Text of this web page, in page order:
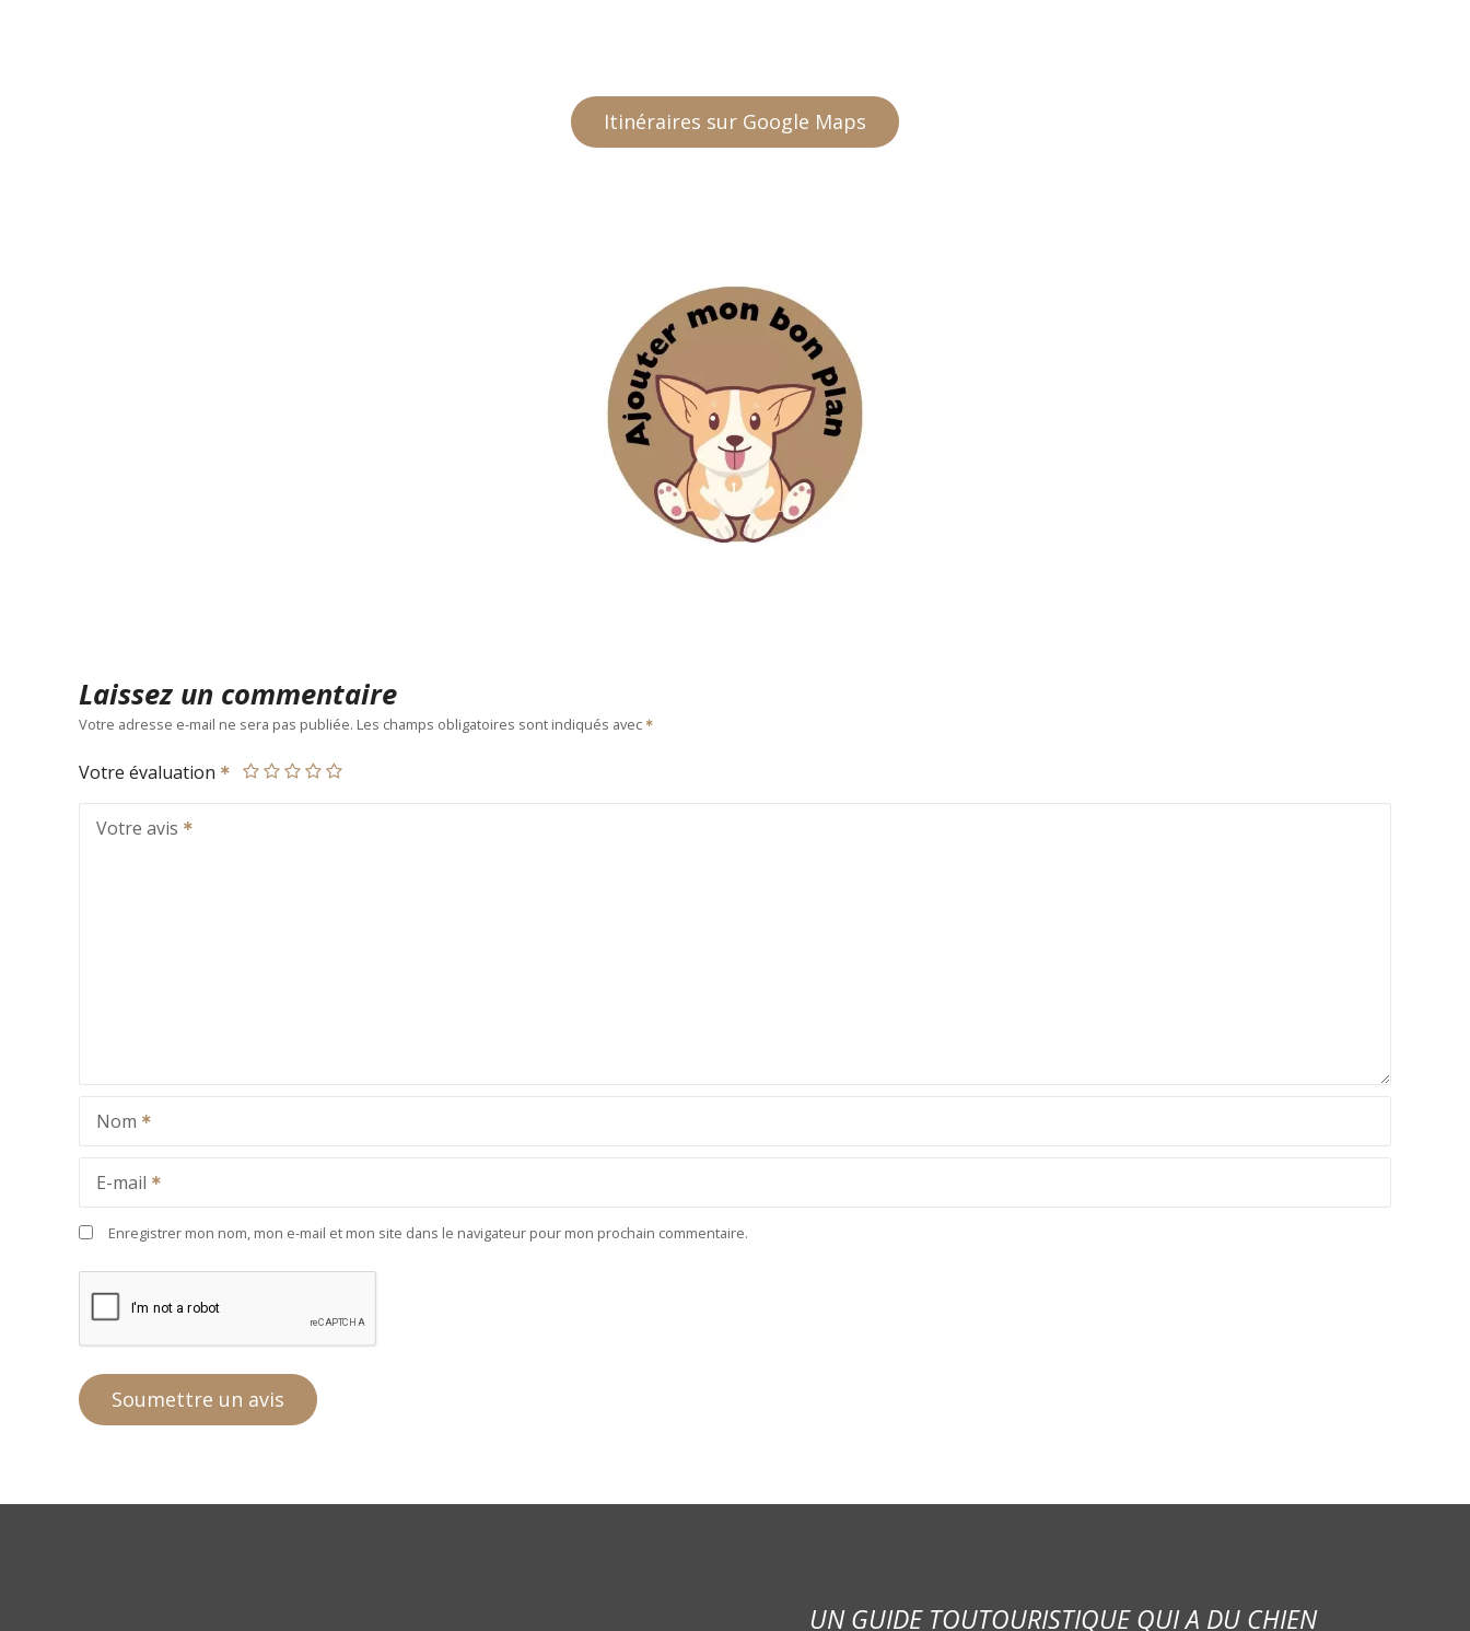
Itinéraires sur Google Maps
Laissez un commentaire
Votre adresse e-mail ne sera pas publiée. Les champs obligatoires sont indiqués avec
Votre évaluation
Votre avis
Nom
E-mail
Enregistrer mon nom, mon e-mail et mon site dans le navigateur pour mon prochain commentaire.
UN GUIDE TOUTOURISTIQUE QUI A DU CHIEN